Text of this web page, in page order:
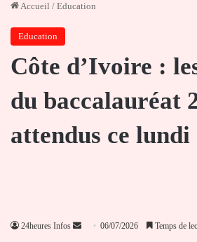
Accueil / Education
Education
Côte d’Ivoire :
du baccalauréat
attendus ce lundi
24heures Infos
Envoyer06/07/2026 Temps de